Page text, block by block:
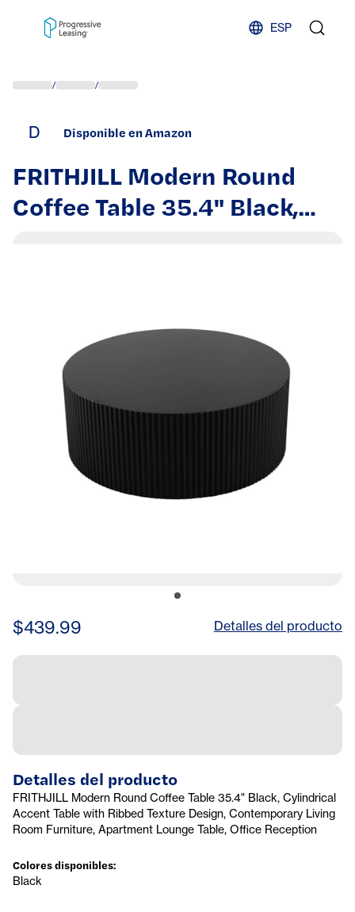
ESP
/ /
D Disponible en Amazon
FRITHJILL Modern Round
Coffee Table 35.4" Black,
Furniture, Apartment
Lounge Table, Office
Reception
$439.99 Detalles del producto
Detalles del producto
FRITHJILL Modern Round Coffee Table 35.4" Black, Cylindrical
Accent Table with Ribbed Texture Design, Contemporary Living
Room Furniture, Apartment Lounge Table, Office Reception
Colores disponibles:
Black